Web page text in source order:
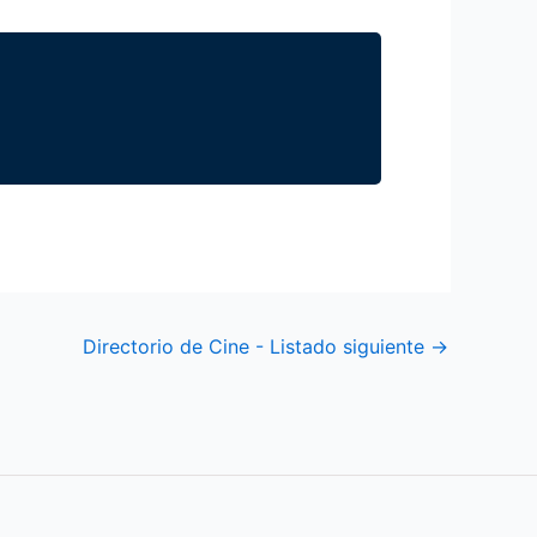
Directorio de Cine - Listado siguiente →